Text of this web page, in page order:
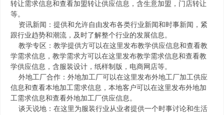
转让需求信息和查看加盟转让供应信息，含生意加盟，门店转让
等。
资讯新闻：提供和允许自由发布各类行业新闻和时事新闻，紧
跟行业趋势和潮流，及时了解整个行业的发展信息。
教学专区：教学提供方可以在这里发布教学供应信息和查看教
学需求信息，教学需求方可以在这里发布教学需求信息和查看教
学供应信息，含服装设计，纸样制版，电商网店等。
外地工厂合作：外地加工厂可以在这里发布外地工厂加工供应
信息和查看本地加工需求信息，本地客户可以在这里发布外地加
工需求信息和查看外地加工厂供应信息。
谈天说地：在这里为服装行业从业者提供一个时事讨论和生活